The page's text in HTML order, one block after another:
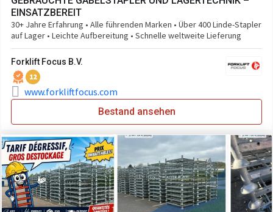
EINSATZBEREIT
30+ Jahre Erfahrung • Alle führenden Marken • Über 400 Linde-Stapler
auf Lager • Leichte Aufbereitung • Schnelle weltweite Lieferung
Forklift Focus B.V.
12
www.forkliftfocus.com
Bestand ansehen